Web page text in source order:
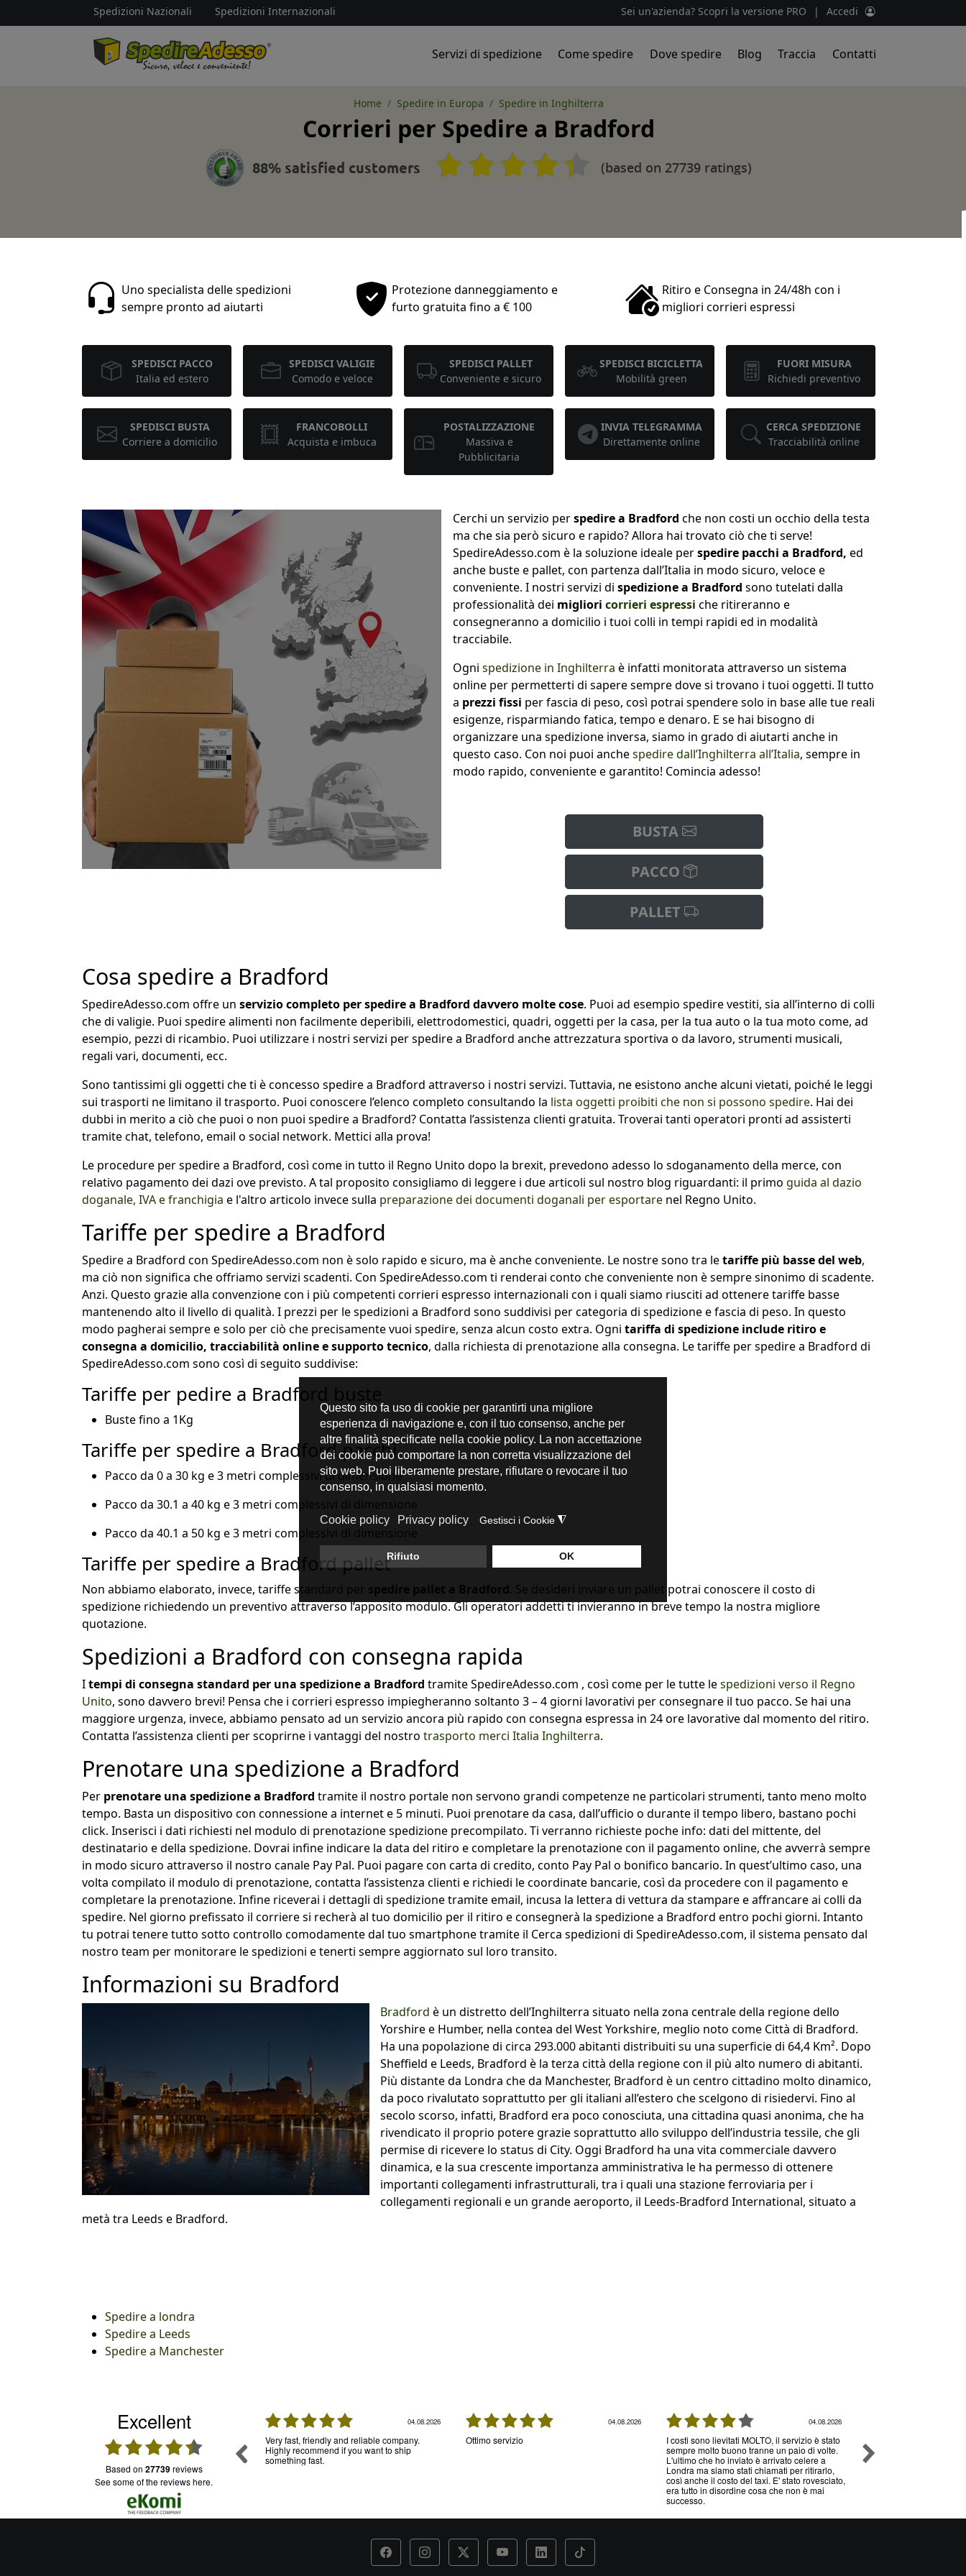
Spedizioni Nazionali Spedizioni Internazionali Sei un'azienda? Scopri la versione PRO | Accedi
Servizi di spedizione Come spedire Dove spedire Blog Traccia Contatti
Home Spedire in Europa Spedire in Inghilterra
Corrieri per Spedire a Bradford
88% satisfied customers (based on 27739 ratings)
Uno specialista delle spedizioni
sempre pronto ad aiutarti
Protezione danneggiamento e
furto gratuita fino a € 100
Ritiro e Consegna in 24/48h con i
migliori corrieri espressi
SPEDISCI PACCO
Italia ed estero
SPEDISCI VALIGIE
Comodo e veloce
SPEDISCI PALLET
Conveniente e sicuro
SPEDISCI BICICLETTA
Mobilità green
FUORI MISURA
Richiedi preventivo
SPEDISCI BUSTA
Corriere a domicilio
FRANCOBOLLI
Acquista e imbuca
POSTALIZZAZIONE
Massiva e
Pubblicitaria
INVIA TELEGRAMMA
Direttamente online
CERCA SPEDIZIONE
Tracciabilità online
Cerchi un servizio perspedire a Bradford che non costi un occhio della testa
ma che sia però sicuro e rapido? Allora hai trovato ciò che ti serve!
SpedireAdesso.com è la soluzione ideale perspedire pacchi a Bradford, ed
anche buste e pallet, con partenza dall’Italia in modo sicuro, veloce e
conveniente. I nostri servizi di spedizione a Bradford sono tutelati dalla
professionalità dei migliori corrieri espressi che ritireranno e
consegneranno a domicilio i tuoi colli in tempi rapidi ed in modalità
tracciabile.
Ogni spedizione in Inghilterra è infatti monitorata attraverso un sistema
online per permetterti di sapere sempre dove si trovano i tuoi oggetti. Il tutto
a prezzi fissi per fascia di peso, così potrai spendere solo in base alle tue reali
esigenze, risparmiando fatica, tempo e denaro. E se hai bisogno di
organizzare una spedizione inversa, siamo in grado di aiutarti anche in
questo caso. Con noi puoi anchespedire dall’Inghilterra all’Italia, sempre in
modo rapido, conveniente e garantito! Comincia adesso!
BUSTA
PACCO
PALLET
Cosa spedire a Bradford
SpedireAdesso.com offre un servizio completo per spedire a Bradford davvero molte cose. Puoi ad esempio spedire vestiti, sia all’interno di colli
che di valigie. Puoi spedire alimenti non facilmente deperibili, elettrodomestici, quadri, oggetti per la casa, per la tua auto o la tua moto come, ad
esempio, pezzi di ricambio. Puoi utilizzare i nostri servizi per spedire a Bradford anche attrezzatura sportiva o da lavoro, strumenti musicali,
regali vari, documenti, ecc.
Sono tantissimi gli oggetti che ti è concesso spedire a Bradford attraverso i nostri servizi. Tuttavia, ne esistono anche alcuni vietati, poiché le leggi
sui trasporti ne limitano il trasporto. Puoi conoscere l’elenco completo consultando la lista oggetti proibiti che non si possono spedire. Hai dei
dubbi in merito a ciò che puoi o non puoi spedire a Bradford? Contatta l’assistenza clienti gratuita. Troverai tanti operatori pronti ad assisterti
tramite chat, telefono, email o social network. Mettici alla prova!
Le procedure per spedire a Bradford, così come in tutto il Regno Unito dopo la brexit, prevedono adesso lo sdoganamento della merce, con
relativo pagamento dei dazi ove previsto. A tal proposito consigliamo di leggere i due articoli sul nostro blog riguardanti: il primo guida al dazio
doganale, IVA e franchigia e l'altro articolo invece sulla preparazione dei documenti doganali per esportare nel Regno Unito.
Tariffe per spedire a Bradford
Spedire a Bradford con SpedireAdesso.com non è solo rapido e sicuro, ma è anche conveniente. Le nostre sono tra letariffe più basse del web,
ma ciò non significa che offriamo servizi scadenti. Con SpedireAdesso.com ti renderai conto che conveniente non è sempre sinonimo di scadente.
Anzi. Questo grazie alla convenzione con i più competenti corrieri espresso internazionali con i quali siamo riusciti ad ottenere tariffe basse
mantenendo alto il livello di qualità. I prezzi per le spedizioni a Bradford sono suddivisi per categoria di spedizione e fascia di peso. In questo
modo pagherai sempre e solo per ciò che precisamente vuoi spedire, senza alcun costo extra. Ogni tariffa di spedizione include ritiro e
consegna a domicilio, tracciabilità online e supporto tecnico, dalla richiesta di prenotazione alla consegna. Le tariffe per spedire a Bradford di
SpedireAdesso.com sono così di seguito suddivise:
Tariffe per pedire a Bradford buste
Buste fino a 1Kg
Tariffe per spedire a Bradford pacchi
Pacco da 0 a 30 kg e 3 metri complessivi di dimensione
Pacco da 30.1 a 40 kg e 3 metri complessivi di dimensione
Pacco da 40.1 a 50 kg e 3 metri complessivi di dimensione
Tariffe per spedire a Bradford pallet
Non abbiamo elaborato, invece, tariffe standard per spedire pallet a Bradford. Se desideri inviare un pallet potrai conoscere il costo di
spedizione richiedendo un preventivo attraverso l’apposito modulo. Gli operatori addetti ti invieranno in breve tempo la nostra migliore
quotazione.
Spedizioni a Bradford con consegna rapida
Itempi di consegna standard per una spedizione a Bradford tramite SpedireAdesso.com , così come per le tutte lespedizioni verso il Regno
Unito, sono davvero brevi! Pensa che i corrieri espresso impiegheranno soltanto 3 – 4 giorni lavorativi per consegnare il tuo pacco. Se hai una
maggiore urgenza, invece, abbiamo pensato ad un servizio ancora più rapido con consegna espressa in 24 ore lavorative dal momento del ritiro.
Contatta l’assistenza clienti per scoprirne i vantaggi del nostro trasporto merci Italia Inghilterra.
Prenotare una spedizione a Bradford
Per prenotare una spedizione a Bradford tramite il nostro portale non servono grandi competenze ne particolari strumenti, tanto meno molto
tempo. Basta un dispositivo con connessione a internet e 5 minuti. Puoi prenotare da casa, dall’ufficio o durante il tempo libero, bastano pochi
click. Inserisci i dati richiesti nel modulo di prenotazione spedizione precompilato. Ti verranno richieste poche info: dati del mittente, del
destinatario e della spedizione. Dovrai infine indicare la data del ritiro e completare la prenotazione con il pagamento online, che avverrà sempre
in modo sicuro attraverso il nostro canale Pay Pal. Puoi pagare con carta di credito, conto Pay Pal o bonifico bancario. In quest’ultimo caso, una
volta compilato il modulo di prenotazione, contatta l’assistenza clienti e richiedi le coordinate bancarie, così da procedere con il pagamento e
completare la prenotazione. Infine riceverai i dettagli di spedizione tramite email, incusa la lettera di vettura da stampare e affrancare ai colli da
spedire. Nel giorno prefissato il corriere si recherà al tuo domicilio per il ritiro e consegnerà la spedizione a Bradford entro pochi giorni. Intanto
tu potrai tenere tutto sotto controllo comodamente dal tuo smartphone tramite il Cerca spedizioni di SpedireAdesso.com, il sistema pensato dal
nostro team per monitorare le spedizioni e tenerti sempre aggiornato sul loro transito.
Informazioni su Bradford
Bradford è un distretto dell’Inghilterra situato nella zona centrale della regione dello
Yorshire e Humber, nella contea del West Yorkshire, meglio noto come Città di Bradford.
Ha una popolazione di circa 293.000 abitanti distribuiti su una superficie di 64,4 Km². Dopo
Sheffield e Leeds, Bradford è la terza città della regione con il più alto numero di abitanti.
Più distante da Londra che da Manchester, Bradford è un centro cittadino molto dinamico,
da poco rivalutato soprattutto per gli italiani all’estero che scelgono di risiedervi. Fino al
secolo scorso, infatti, Bradford era poco conosciuta, una cittadina quasi anonima, che ha
rivendicato il proprio potere grazie soprattutto allo sviluppo dell’industria tessile, che gli
permise di ricevere lo status di City. Oggi Bradford ha una vita commerciale davvero
dinamica, e la sua crescente importanza amministrativa le ha permesso di ottenere
importanti collegamenti infrastrutturali, tra i quali una stazione ferroviaria per i
collegamenti regionali e un grande aeroporto, il Leeds-Bradford International, situato a
metà tra Leeds e Bradford.
Spedire a londra
Spedire a Leeds
Spedire a Manchester
Excellent
based on 27739reviews
see some of the reviews here.
Una garanzia. Ho usato già tante volte questo
servizio e mi sono trovata molto bene.
Puntuali e trasparenti. Assistenza: funziona e
il personale è cordiale
04.08.2026
Very fast, friendly and reliable company.
Highly recommend if you want to ship
something fast.
04.08.2026
Ottimo servizio
04.08.2026
I costi sono lievitati MOLTO, il servizio è stato
sempre molto buono tranne un paio di volte.
L'ultimo che ho inviato è arrivato celere a
Londra ma siamo stati chiamati per ritirarlo,
così anche il costo del taxi. E' stato rovesciato,
era tutto in disordine cosa che non è mai
successo.
senza nessun problema
volte che utilizzo il loro